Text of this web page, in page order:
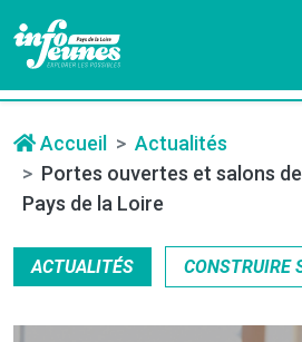
Accueil
Actualités
Portes ouvertes et salons
Pays de la Loire
ACTUALITÉS CONSTRUIRE